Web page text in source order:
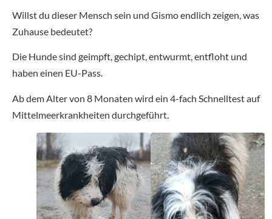
Willst du dieser Mensch sein und Gismo endlich zeigen, was
Zuhause bedeutet?
Die Hunde sind geimpft, gechipt, entwurmt, entfloht und
haben einen EU-Pass.
Ab dem Alter von 8 Monaten wird ein 4-fach Schnelltest auf
Mittelmeerkrankheiten durchgeführt.